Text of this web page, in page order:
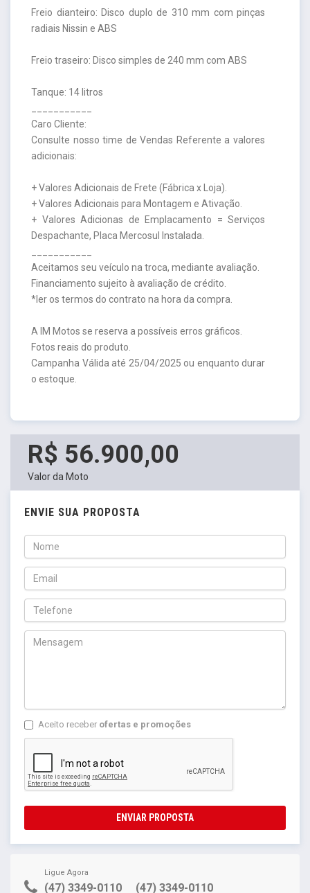
Freio dianteiro: Disco duplo de 310 mm com pinças
radiais Nissin e ABS
Freio traseiro: Disco simples de 240 mm com ABS
Tanque: 14 litros
Caro Cliente:
Consulte nosso time de Vendas Referente a valores
adicionais:
+ Valores Adicionais de Frete (Fábrica x Loja).
+ Valores Adicionais para Montagem e Ativação.
+ Valores Adicionas de Emplacamento = Serviços
Despachante, Placa Mercosul Instalada.
Aceitamos seu veículo na troca, mediante avaliação.
Financiamento sujeito à avaliação de crédito.
*ler os termos do contrato na hora da compra.
A IM Motos se reserva a possíveis erros gráficos.
Fotos reais do produto.
Campanha Válida até 25/04/2025 ou enquanto durar
o estoque.
R$ 56.900,00
Valor da Moto
ENVIE SUA PROPOSTA
Aceito receber ofertas e promoções
ENVIAR PROPOSTA
Ligue Agora
(47) 3349-0110 (47) 3349-0110